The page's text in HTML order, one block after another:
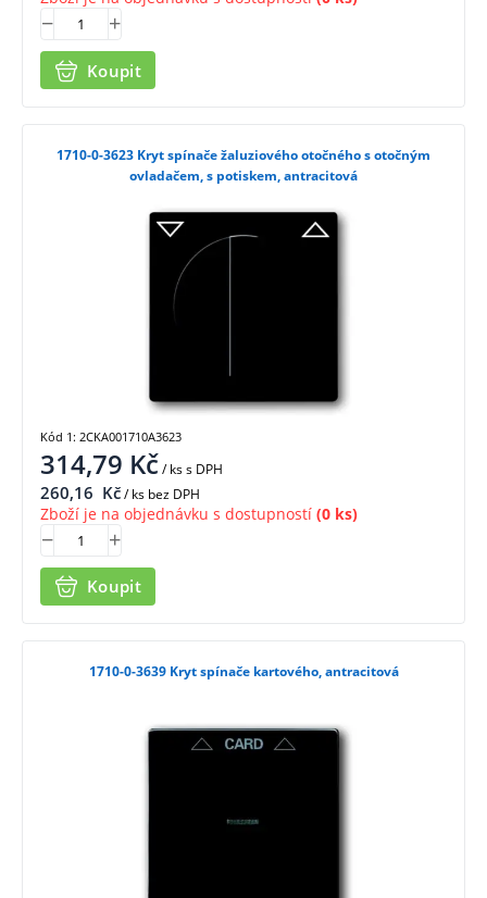
Koupit
1710-0-3623 Kryt spínače žaluziového otočného s otočným
ovladačem, s potiskem, antracitová
314,79 Kč/ kss DPH
260,16 Kč/ ks bez DPH
Zboží je na objednávku s dostupností (0 ks)
Koupit
Kód 1: 2CKA001710A3623
1710-0-3639 Kryt spínače kartového, antracitová